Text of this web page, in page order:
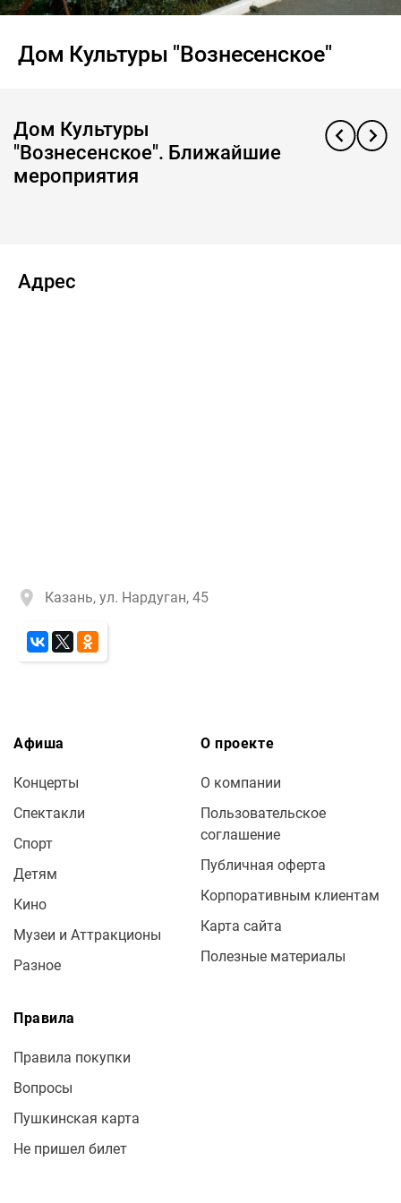
Дом Культуры "Вознесенское"
Дом Культуры
"Вознесенское". Ближайшие
мероприятия
Адрес
Казань, ул. Нардуган, 45
Афиша
Концерты
Спектакли
Спорт
Детям
Кино
Музеи и Аттракционы
Разное
О проекте
О компании
Пользовательское
соглашение
Публичная оферта
Корпоративным клиентам
Карта сайта
Полезные материалы
Правила
Правила покупки
Вопросы
Пушкинская карта
Не пришел билет